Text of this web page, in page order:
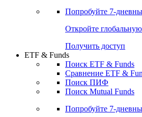
Попробуйте 7-
Откройте
Получить доступ
ETF & Funds
Поиск ETF & Funds
Сравнение ETF &
Поиск ПИФ
Поиск Mutual Funds
Попробуйте 7-